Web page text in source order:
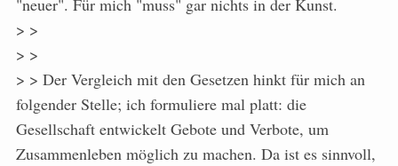
"neuer". Für mich "muss" gar nichts in der Kunst.
> >
> >
> > Der Vergleich mit den Gesetzen hinkt für mich an
folgender Stelle; ich formuliere mal platt: die
Gesellschaft entwickelt Gebote und Verbote, um
Zusammenleben möglich zu machen. Da ist es sinnvoll,